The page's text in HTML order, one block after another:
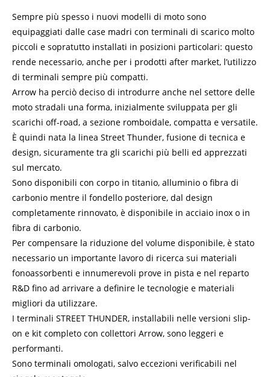
Sempre più spesso i nuovi modelli di moto sono
equipaggiati dalle case madri con terminali di scarico molto
piccoli e sopratutto installati in posizioni particolari: questo
rende necessario, anche per i prodotti after market, l’utilizzo
di terminali sempre più compatti.
Arrow ha perciò deciso di introdurre anche nel settore delle
moto stradali una forma, inizialmente sviluppata per gli
scarichi off-road, a sezione romboidale, compatta e versatile.
È quindi nata la linea Street Thunder, fusione di tecnica e
design, sicuramente tra gli scarichi più belli ed apprezzati
sul mercato.
Sono disponibili con corpo in titanio, alluminio o fibra di
carbonio mentre il fondello posteriore, dal design
completamente rinnovato, è disponibile in acciaio inox o in
fibra di carbonio.
Per compensare la riduzione del volume disponibile, è stato
necessario un importante lavoro di ricerca sui materiali
fonoassorbenti e innumerevoli prove in pista e nel reparto
R&D fino ad arrivare a definire le tecnologie e materiali
migliori da utilizzare.
I terminali STREET THUNDER, installabili nelle versioni slip-
on e kit completo con collettori Arrow, sono leggeri e
performanti.
Sono terminali omologati, salvo eccezioni verificabili nel